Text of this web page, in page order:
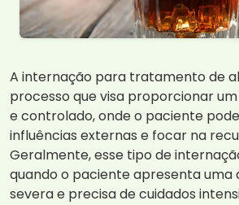
A internação para tratamento de
processo que visa proporcionar
e controlado, onde o paciente
influências externas e focar na
Geralmente, esse tipo de
quando o paciente apresenta uma
severa e precisa de cuidados